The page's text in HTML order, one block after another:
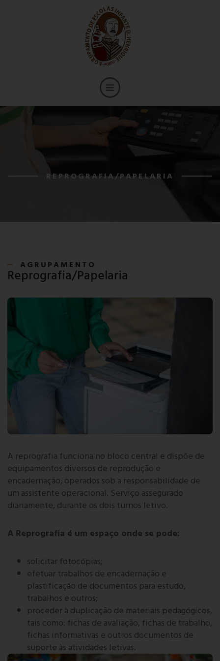
REPROGRAFIA/PAPELARIA
AGRUPAMENTO
Reprografia/Papelaria
A reprografia funciona no bloco central e dispõe de
equipamentos diversos de reprodução e
encadernação, operados sob a responsabilidade de
um assistente operacional. Serviço assegurado
diariamente, durante os dois turnos letivo.
A Reprografia é um espaço onde se pode:
solicitar fotocópias;
efetuar trabalhos de encadernação e
plastificação de documentos para estudo,
trabalhos e outros;
proceder à duplicação de materiais pedagógicos,
tais como: fichas de avaliação, fichas de trabalho,
fichas informativas e outros documentos de
suporte às atividades letivas.